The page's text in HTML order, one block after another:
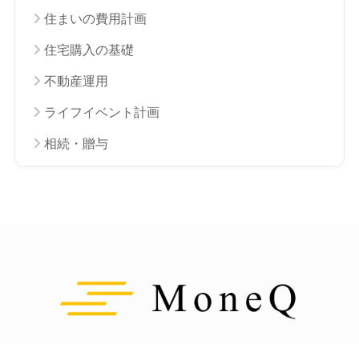
住まいの費用計画
住宅購入の基礎
不動産運用
ライフイベント計画
相続・贈与